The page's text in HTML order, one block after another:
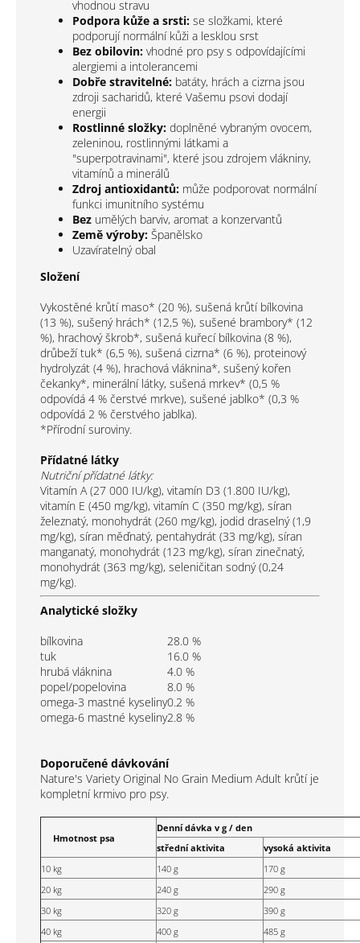
vhodnou stravu
Podpora kůže a srsti: se složkami, které
podporují normální kůži a lesklou srst
Bez obilovin: vhodné pro psy s odpovídajícími
alergiemi a intolerancemi
Dobře stravitelné: batáty, hrách a cizrna jsou
zdroji sacharidů, které Vašemu psovi dodají
energii
Rostlinné složky: doplněné vybraným ovocem,
zeleninou, rostlinnými látkami a
"superpotravinami", které jsou zdrojem vlákniny,
vitamínů a minerálů
Zdroj antioxidantů: může podporovat normální
funkci imunitního systému
Bez umělých barviv, aromat a konzervantů
Země výroby: Španělsko
Uzavíratelný obal
Složení
Vykostěné krůtí maso* (20 %), sušená krůtí bílkovina
(13 %), sušený hrách* (12,5 %), sušené brambory* (12
%), hrachový škrob*, sušená kuřecí bílkovina (8 %),
drůbeží tuk* (6,5 %), sušená cizrna* (6 %), proteinový
hydrolyzát (4 %), hrachová vláknina*, sušený kořen
čekanky*, minerální látky, sušená mrkev* (0,5 %
odpovídá 4 % čerstvé mrkve), sušené jablko* (0,3 %
odpovídá 2 % čerstvého jablka).
*Přírodní suroviny.
Přídatné látky
Nutriční přídatné látky:
Vitamín A (27 000 IU/kg), vitamín D3 (1.800 IU/kg),
vitamín E (450 mg/kg), vitamín C (350 mg/kg), síran
železnatý, monohydrát (260 mg/kg), jodid draselný (1,9
mg/kg), síran měďnatý, pentahydrát (33 mg/kg), síran
manganatý, monohydrát (123 mg/kg), síran zinečnatý,
monohydrát (363 mg/kg), seleničitan sodný (0,24
mg/kg).
Analytické složky
bílkovina
28.0 %
tuk
16.0 %
hrubá vláknina
4.0 %
popel/popelovina
8.0 %
omega-3 mastné kyseliny0.2 %
omega-6 mastné kyseliny2.8 %
Doporučené dávkování
Nature's Variety Original No Grain Medium Adult krůtí je
kompletní krmivo pro psy.
Hmotnost psa
Denní dávka v g / den
střední aktivita
vysoká aktivita
10 kg
140 g
170 g
20 kg
240 g
290 g
30 kg
320 g
390 g
40 kg
400 g
485 g